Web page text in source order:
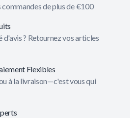
de plus de €100
d'avis ? Retournez vos articles
Flexibles
à la livraison—c'est vous qui